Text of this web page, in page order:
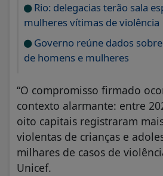
Rio: delegacias terão sala
mulheres vítimas de violência
Governo reúne dados
de homens e mulheres
“O compromisso firmado
contexto alarmante: entre
oito capitais registraram
violentas de crianças e
milhares de casos de
Unicef.